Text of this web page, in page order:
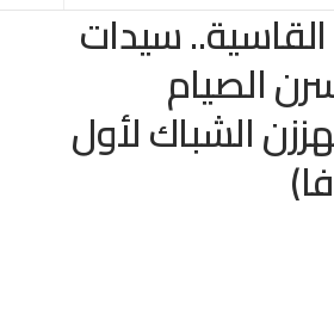
سيدات
الصيام
الشباك لأول